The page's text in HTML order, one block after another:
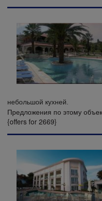
небольшой кухней.
Предложения по этому
{offers for 2669}